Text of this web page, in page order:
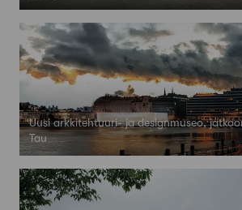
Uusi arkkitehtuuri- ja designmuseo,
Tau